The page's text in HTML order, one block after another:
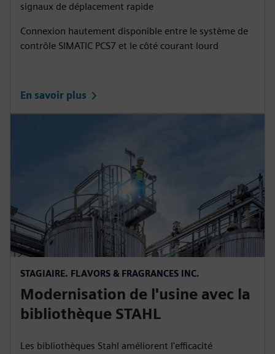
signaux de déplacement rapide
Connexion hautement disponible entre le système de
contrôle SIMATIC PCS7 et le côté courant lourd
En savoir plus
STAGIAIRE. FLAVORS & FRAGRANCES INC.
Modernisation de l'usine avec la
bibliothèque STAHL
Les bibliothèques Stahl améliorent l'efficacité